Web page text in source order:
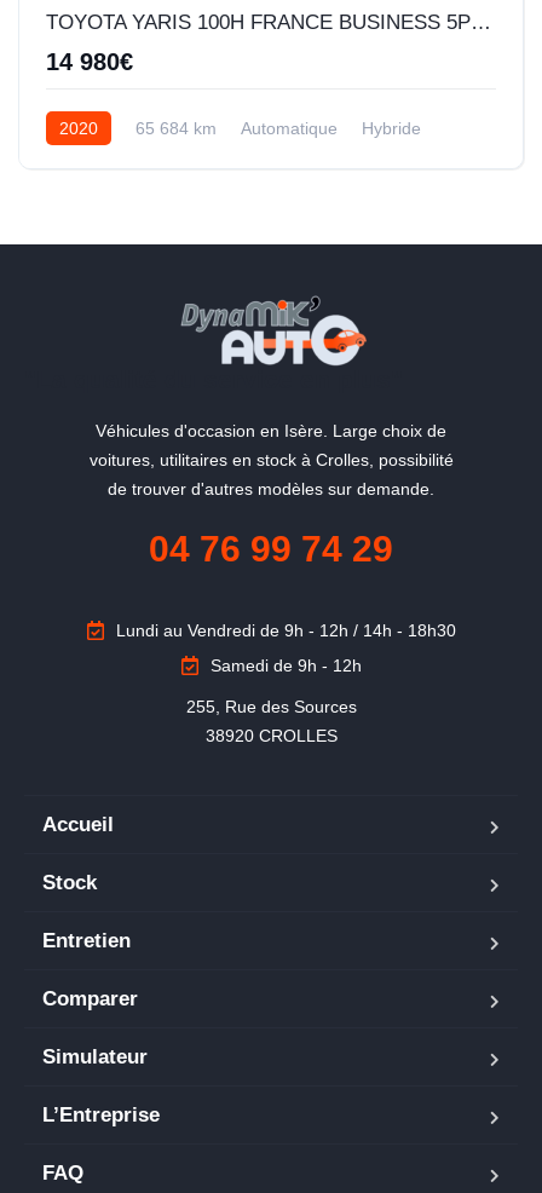
TOYOTA YARIS 100H FRANCE BUSINESS 5P MY19
14 980€
2020 65 684 km Automatique Hybride
Véhicules d'occasion en Isère. Large choix de
voitures, utilitaires en stock à Crolles, possibilité
de trouver d'autres modèles sur demande.
04 76 99 74 29
Lundi au Vendredi de 9h - 12h / 14h - 18h30
Samedi de 9h - 12h
255, Rue des Sources
38920 CROLLES
Accueil
Stock
Entretien
Comparer
Simulateur
L’Entreprise
FAQ